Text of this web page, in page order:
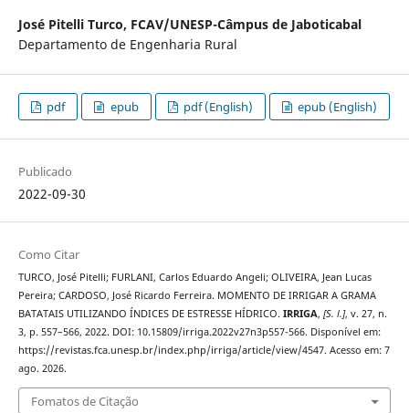
José Pitelli Turco, FCAV/UNESP-Câmpus de Jaboticabal
Departamento de Engenharia Rural
pdf epub pdf (English) epub (English)
Publicado
2022-09-30
Como Citar
TURCO, José Pitelli; FURLANI, Carlos Eduardo Angeli; OLIVEIRA, Jean Lucas
Pereira; CARDOSO, José Ricardo Ferreira. MOMENTO DE IRRIGAR A GRAMA
BATATAIS UTILIZANDO ÍNDICES DE ESTRESSE HÍDRICO. IRRIGA, [S. l.], v. 27, n.
3, p. 557–566, 2022. DOI: 10.15809/irriga.2022v27n3p557-566. Disponível em:
https://revistas.fca.unesp.br/index.php/irriga/article/view/4547. Acesso em: 7
ago. 2026.
Fomatos de Citação